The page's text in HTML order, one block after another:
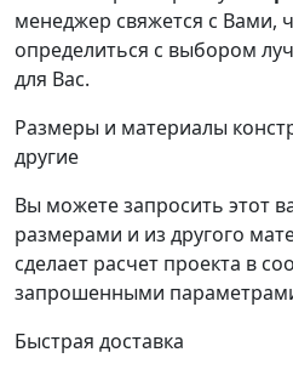
менеджер свяжется с Вами,
определиться с выбором
для Вас.
Размеры и материалы
другие
Вы можете запросить этот
размерами и из другого
сделает расчет проекта в
запрошенными
Быстрая доставка